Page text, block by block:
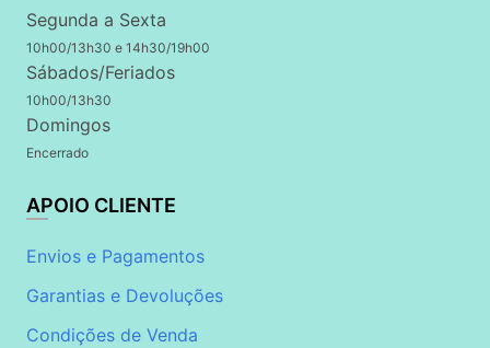
Segunda a Sexta
10h00/13h30 e 14h30/19h00
Sábados/Feriados
10h00/13h30
Domingos
Encerrado
APOIO CLIENTE
Envios e Pagamentos
Garantias e Devoluções
Condições de Venda